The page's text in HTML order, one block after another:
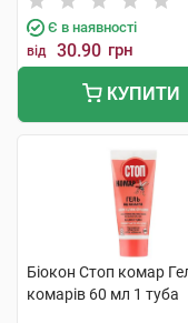
Є в наявності
від 30.90 грн
КУПИТИ
Біокон Стоп комар
комарів 60 мл 1 туба